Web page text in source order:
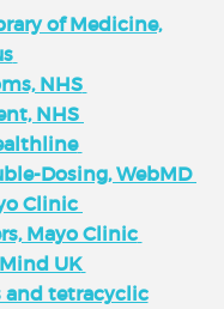
of Medicine,
NHS
NHS
Dosing, WebMD
Clinic
Mayo Clinic
UK
and tetracyclic